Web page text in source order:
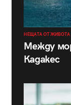
НЕЩАТА ОТ ЖИВОТА
Между
Кадакес